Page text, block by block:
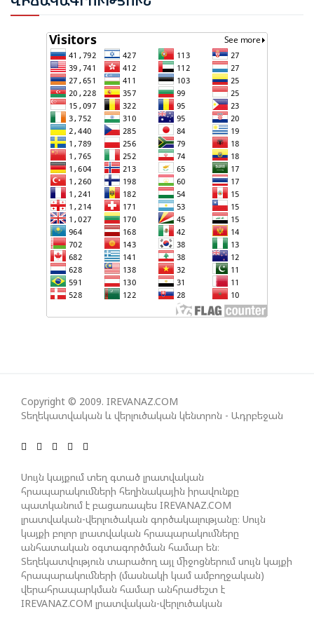
ԳՈՐԾՈՒՆԵՈՒԹՅՈՒՆ ԱԴՐԲԵՋԱՆՈՒՄ ԱՆՕՐԻՆԱԿԱՆ
ՆԱԽԱԳԱՀ ԻԼՀԱՄ ԱԼԻԵՎԸ ՇՆՈՐՀԱՎՈՐԵԼ Է ԻՐ
ՄԱԼԴԻՎՑԻ ԳՈՐԾԸՆԿԵՐ ՄՈՀԱՄՄԵԴ ՄՈՒԻԶԱՅԻՆ.
«ՄԵՆՔ ԳՈՀ ԵՆՔ ԱԴՐԲԵՋԱՆԻ ԵՎ ՄԱԼԴԻՎՆԵՐԻ
ՄԻՋԵՎ ՀԱՐԱԲԵՐՈՒԹՅՈՒՆՆԵՐԻ ԴԻՆԱՄԻԿ
ԶԱՐԳԱՑՈՒՄԻՑ»
ՇԱՐՈՒՆԱԿՎՈՒՄ Է «ՄԵԾ ՎԵՐԱԴԱՐՁ» ԾՐԱԳՐԻ
ԻՐԱԿԱՆԱՑՈՒՄԸ
Copyright © 2009. IREVANAZ.COM
Տեղեկատվական և վերլուծական կենտրոն - Ադրբեջան
Սույն կայքում տեղ գտած լրատվական
հրապարակումների հեղինակային իրավունքը
պատկանում է բացառապես IREVANAZ.COM
լրատվական-վերլուծական գործակալությանը։ Սույն
կայքի բոլոր լրատվական հրապարակումները
անհատական օգտագործման համար են։
Տեղեկատվություն տարածող այլ միջոցներում սույն կայքի
հրապարակումների (մասնակի կամ ամբողջական)
վերահրապարկման համար անհրաժեշտ է
IREVANAZ.COM լրատվական-վերլուծական